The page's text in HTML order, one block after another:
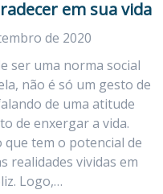
em sua vida
de 2020
ser uma norma social
não é só um gesto de
de uma atitude
de enxergar a vida.
tem o potencial de
realidades vividas em
Logo,…